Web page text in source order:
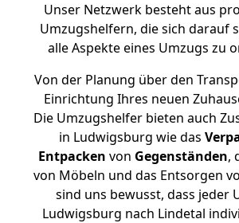
Unser Netzwerk besteht aus
Umzugshelfern, die sich darauf
alle Aspekte eines Umzugs zu
Von der Planung über den
Einrichtung Ihres neuen
Die Umzugshelfer bieten auch
in Ludwigsburg wie das
Entpacken von Gegenständen,
von Möbeln und das Entsorgen
sind uns bewusst, dass jeder
Ludwigsburg nach Lindetal